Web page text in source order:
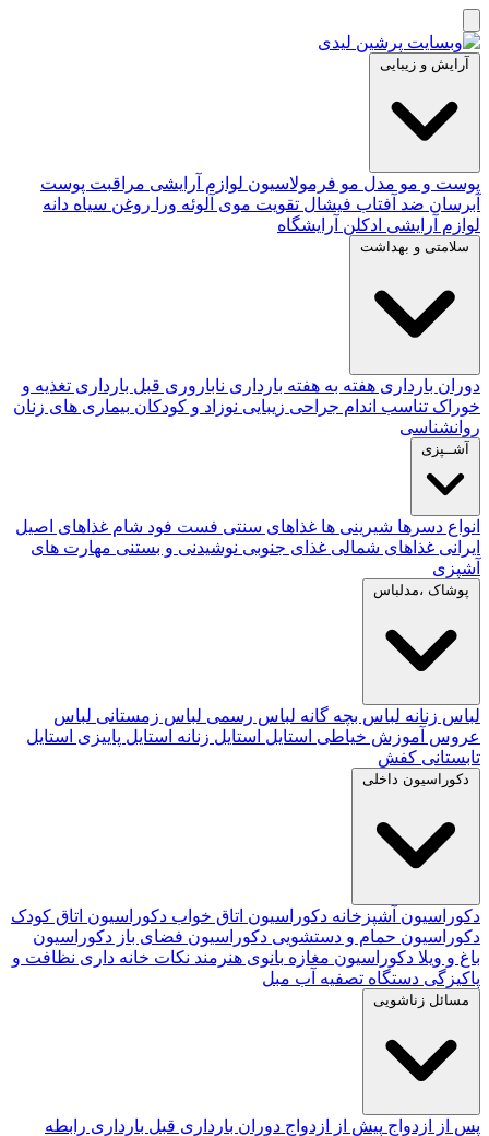
آرایش و زیبایی
پوست و مو مدل مو فرمولاسیون لوازم آرایشی مراقبت پوست
آبرسان ضد آفتاب فیشال تقویت موی آلوئه‌ ورا روغن سیاه دانه
لوازم آرایشی ادکلن آرایشگاه
سلامتی و بهداشت
دوران بارداری هفته به هفته بارداری ناباروری قبل بارداری تغذیه و
خوراک تناسب اندام جراحی زیبایی نوزاد و کودکان بیماری های زنان
روانشناسی
آشــپزی
انواع دسرها شیرینی ها غذاهای سنتی فست فود شام غذاهای اصیل
ایرانی غذاهای شمالی غذای جنوبی نوشیدنی و بستنی مهارت های
آشپزی
پوشاک ،مدلباس
لباس زنانه لباس بچه گانه لباس رسمی لباس زمستانی لباس
عروس آموزش خیاطی استایل استایل زنانه استایل پاییزی استایل
تابستانی کفش
دکوراسیون داخلی
دکوراسیون آشپزخانه دکوراسیون اتاق خواب دکوراسیون اتاق کودک
دکوراسیون حمام و دستشویی دکوراسیون فضای باز دکوراسیون
باغ و ویلا دکوراسیون مغازه بانوی هنرمند نکات خانه داری نظافت و
پاکیزگی دستگاه تصفیه آب مبل
مسائل زناشویی
پس از ازدواج پیش از ازدواج دوران بارداری قبل بارداری رابطه